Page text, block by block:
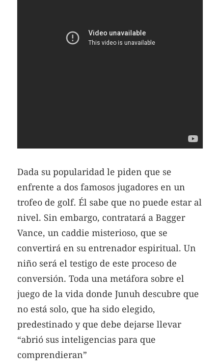
Dada su popularidad le piden que se
enfrente a dos famosos jugadores en un
trofeo de golf. Él sabe que no puede estar al
nivel. Sin embargo, contratará a Bagger
Vance, un caddie misterioso, que se
convertirá en su entrenador espiritual. Un
niño será el testigo de este proceso de
conversión. Toda una metáfora sobre el
juego de la vida donde Junuh descubre que
no está solo, que ha sido elegido,
predestinado y que debe dejarse llevar
“abrió sus inteligencias para que
comprendieran”